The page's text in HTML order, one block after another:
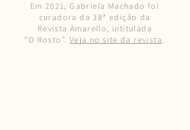
Em 2021, Gabriela Machado foi
curadora da 38ª edição da
Revista Amarello, intitulada
“O Rosto”. Veja no site da revista.